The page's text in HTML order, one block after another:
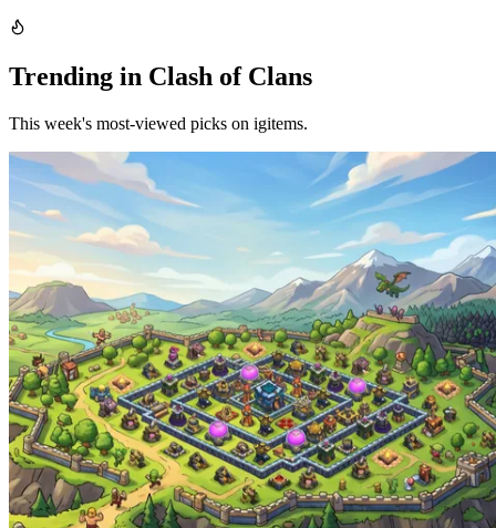
Trending in Clash of Clans
This week's most-viewed picks on igitems.